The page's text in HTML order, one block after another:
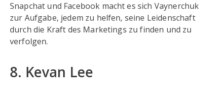
Snapchat und Facebook macht es sich Vaynerchuk
zur Aufgabe, jedem zu helfen, seine Leidenschaft
durch die Kraft des Marketings zu finden und zu
verfolgen.
8. Kevan Lee